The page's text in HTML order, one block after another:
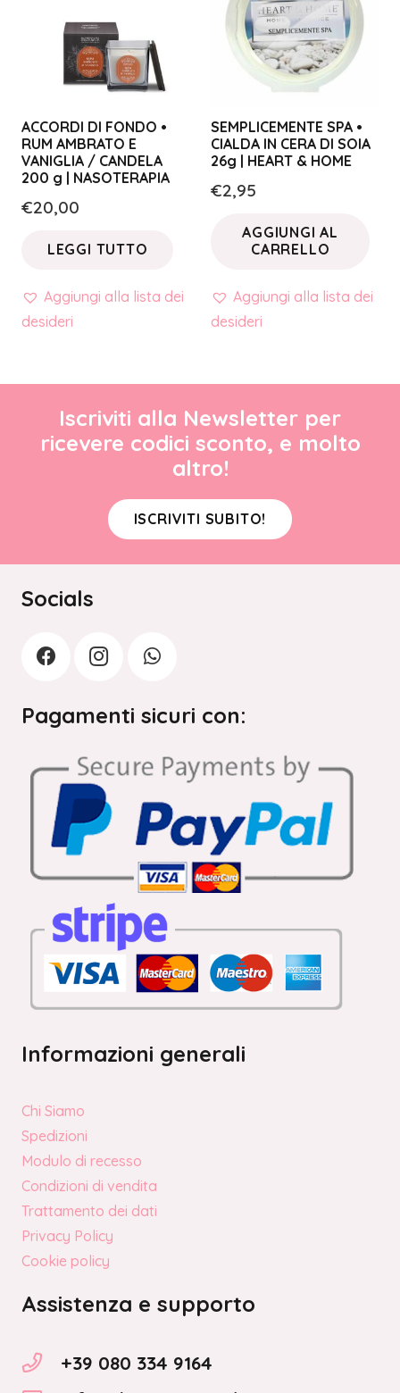
ACCORDI DI FONDO •
RUM AMBRATO E
VANIGLIA / CANDELA
200 g | NASOTERAPIA
€20,00
LEGGI TUTTO
Aggiungi alla lista dei
desideri
SEMPLICEMENTE SPA •
CIALDA IN CERA DI SOIA
26g | HEART & HOME
€2,95
AGGIUNGI AL
CARRELLO
Aggiungi alla lista dei
desideri
Iscriviti alla Newsletter per
ricevere codici sconto, e molto
altro!
ISCRIVITI SUBITO!
Socials
Pagamenti sicuri con:
Informazioni generali
Chi Siamo
Spedizioni
Modulo di recesso
Condizioni di vendita
Trattamento dei dati
Privacy Policy
Cookie policy
Assistenza e supporto
+39 080 334 9164